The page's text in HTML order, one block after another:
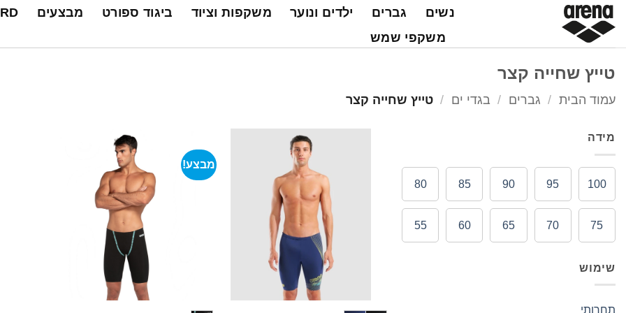
Skip
content
נשים גברים ילדים ונוער משקפות וציוד ביגוד ספורט מבצעים
משקפי שמש
טייץ שחייה קצר
עמוד הבית / גברים / בגדי ים / טייץ שחייה קצר
מידה
100
95
90
85
80
75
70
65
60
55
שימוש
תחרותי
מבצע!